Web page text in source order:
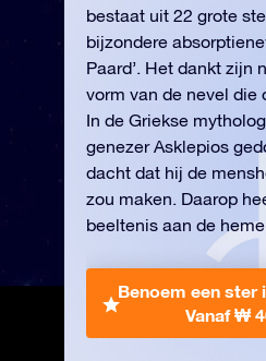
bestaat uit 22 grote
bijzondere
Paard’. Het dankt zijn
vorm van de nevel die
In de Griekse
genezer Asklepios
dacht dat hij de
zou maken. Daarop
beeltenis aan de
Benoem een ster
Vanaf ₩